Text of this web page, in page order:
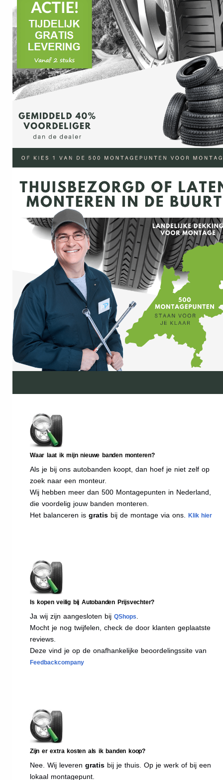
Waar laat ik mijn nieuwe banden monteren?
Als je bij ons autobanden koopt, dan hoef je niet zelf op
zoek naar een monteur.
Wij hebben meer dan 500 Montagepunten in Nederland,
die voordelig jouw banden monteren.
Het balanceren is gratis bij de montage via ons. Klik hier
Is kopen veilig bij Autobanden Prijsvechter?
Ja wij zijn aangesloten bij QShops
Mocht je nog twijfelen, check de door klanten geplaatste
reviews.
Deze vind je op de onafhankelijke beoordelingssite van
Feedbackcompany
Zijn er extra kosten als ik banden koop?
Nee. Wij leveren gratis bij je thuis. Op je werk of bij een
lokaal montagepunt.